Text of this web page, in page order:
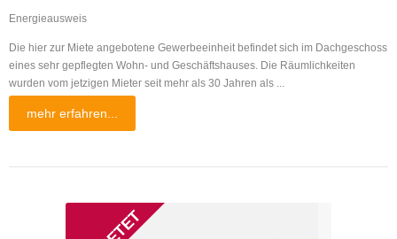
Energieausweis
Die hier zur Miete angebotene Gewerbeeinheit befindet sich im Dachgeschoss
eines sehr gepflegten Wohn- und Geschäftshauses. Die Räumlichkeiten
wurden vom jetzigen Mieter seit mehr als 30 Jahren als ...
mehr erfahren...